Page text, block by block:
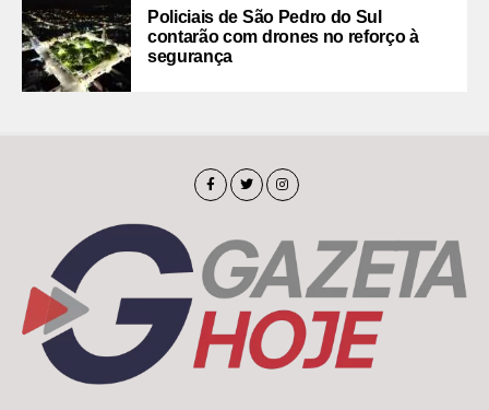
Policiais de São Pedro do Sul
contarão com drones no reforço à
segurança